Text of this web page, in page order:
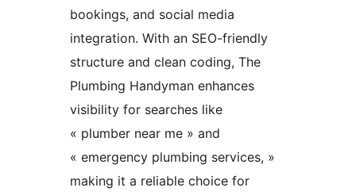
bookings, and social media
integration. With an SEO-friendly
structure and clean coding, The
Plumbing Handyman enhances
visibility for searches like
« plumber near me » and
« emergency plumbing services, »
making it a reliable choice for